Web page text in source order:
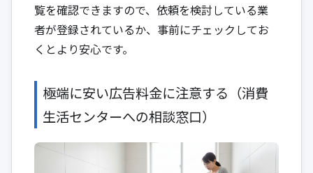
覧を確認できますので、依頼を検討している業
者が登録されているか、事前にチェックしてお
くとより安心です。
極端に安い広告料金に注意する（消費
生活センターへの相談窓口）